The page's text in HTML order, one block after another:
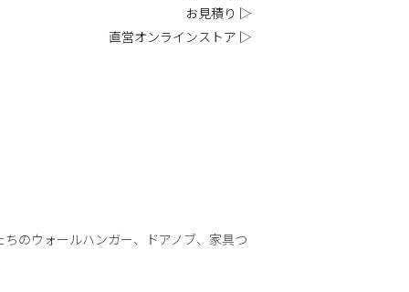
お見積り ▷
直営オンラインストア ▷
のウォールハンガー、ドアノブ、家具つ